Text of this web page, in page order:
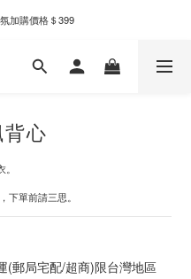
單件95折，任兩件9折
加購價格＄399
單件95折，任兩件9折
心
下單前請三思。
(郵局宅配/超商)限台灣地區